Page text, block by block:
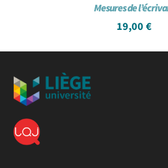
Mesures de
19,00 €